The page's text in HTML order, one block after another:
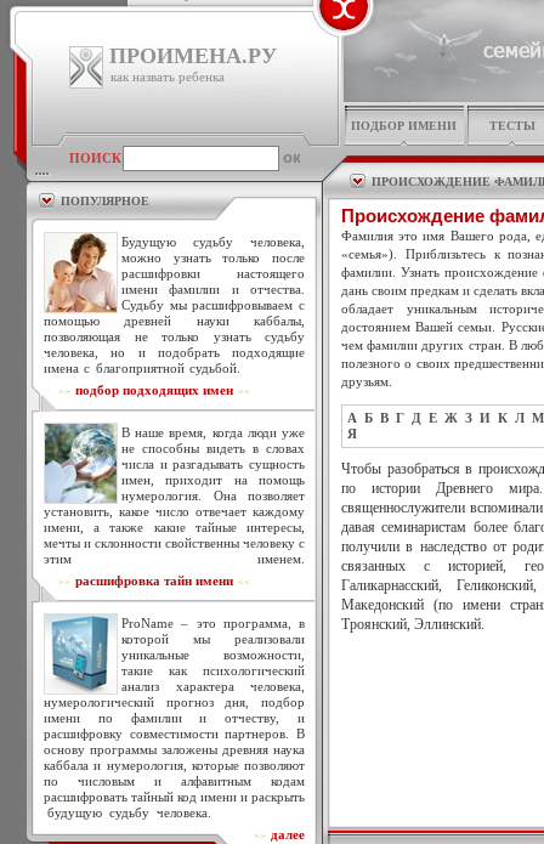
ПРОИМЕНА.РУ
как назвать ребенка
ПОИСК
ПОПУЛЯРНОЕ
Будущую судьбу человека,
можно узнать только после
расшифровки настоящего
имени фамилии и отчества.
Судьбу мы расшифровываем с
помощью древней науки каббалы,
позволяющая не только узнать судьбу
человека, но и подобрать подходящие
имена с благоприятной судьбой.
>> подбор подходящих имен <<
В наше время, когда люди уже
не способны видеть в словах
числа и разгадывать сущность
имен, приходит на помощь
нумерология. Она позволяет
установить, какое число отвечает каждому
имени, а также какие тайные интересы,
мечты и склонности свойственны человеку с
этим именем.
>> расшифровка тайн имени <<
ProName – это программа, в
которой мы реализовали
уникальные возможности,
такие как психологический
анализ характера человека,
нумерологический прогноз дня, подбор
имени по фамилии и отчеству, и
расшифровку совместимости партнеров. В
основу программы заложены древняя наука
каббала и нумерология, которые позволяют
по числовым и алфавитным кодам
расшифровать тайный код имени и раскрыть
будущую судьбу человека.
>> далее
ПОДБОР ИМЕНИ ТЕСТЫ
ПРОИСХОЖДЕНИЕ
Происхождение
Фамилия это имя Вашего рода,
«семья»). Приблизьтесь к
фамилии. Узнать
дань своим предкам и сделать
обладает уникальным
достоянием Вашей семьи.
чем фамилии других стран. В
полезного о своих
друзьям.
А Б В Г Д Е Ж З И К Л М
Я
Чтобы разобраться в
по истории Древнего
священнослужители
давая семинаристам более
получили в наследство от
связанных с историей,
Галикарнасский,
Македонский (по имени
Троянский, Эллинский.